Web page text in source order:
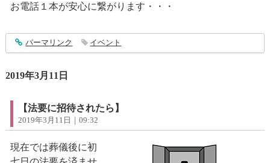
お電話１本が安心に繋がります・・・
entry1820
パーマリンク イベント
2019年3月11日
【法要に招待されたら】
2019年3月11日｜09:32
現在では葬儀後に初